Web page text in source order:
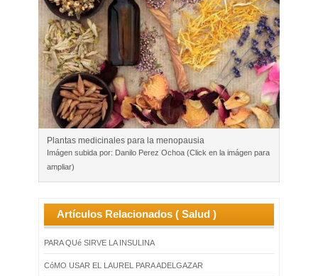
Plantas medicinales para la menopausia
Imágen subida por: Danilo Perez Ochoa (Click en la imágen para
ampliar)
Artículos Relacionados ( Salud )
PARA QUé SIRVE LA INSULINA
CóMO USAR EL LAUREL PARA ADELGAZAR